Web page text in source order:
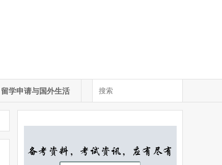
留学申请与国外生活